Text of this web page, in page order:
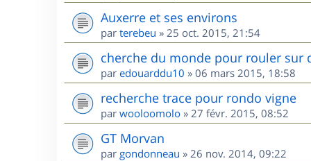
Auxerre et ses environs
par terebeu » 25 oct. 2015, 21:54
cherche du monde pour rouler sur
par edouarddu10 » 06 mars 2015, 18:58
recherche trace pour rondo vigne
par wooloomolo » 27 févr. 2015, 08:52
GT Morvan
par gondonneau » 26 nov. 2014, 09:22